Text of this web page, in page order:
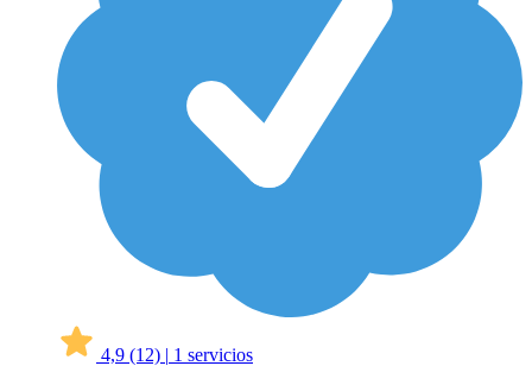
4,9 (12) | 1 servicios